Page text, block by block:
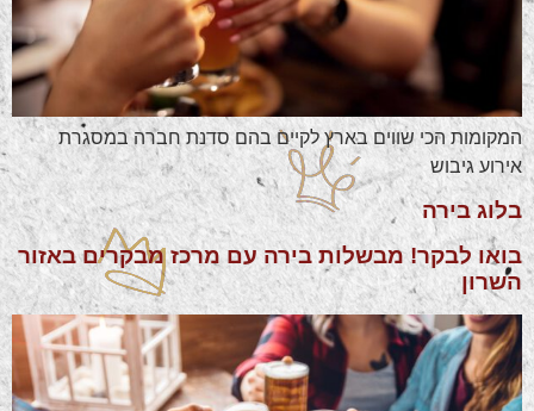
המקומות הכי שווים בארץ לקיים בהם סדנת חברה במסגרת
אירוע גיבוש
בלוג בירה
בואו לבקר! מבשלות בירה עם מרכז מבקרים באזור
השרון